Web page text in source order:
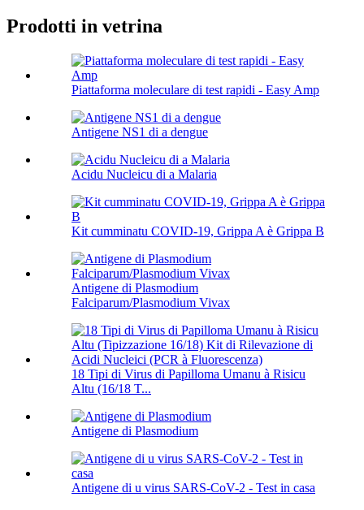
Prodotti in vetrina
Piattaforma moleculare di test rapidi - Easy Amp
Antigene NS1 di a dengue
Acidu Nucleicu di a Malaria
Kit cumminatu COVID-19, Grippa A è Grippa B
Antigene di Plasmodium
Falciparum/Plasmodium Vivax
18 Tipi di Virus di Papilloma Umanu à Risicu
Altu (16/18 T...
Antigene di Plasmodium
Antigene di u virus SARS-CoV-2 - Test in casa